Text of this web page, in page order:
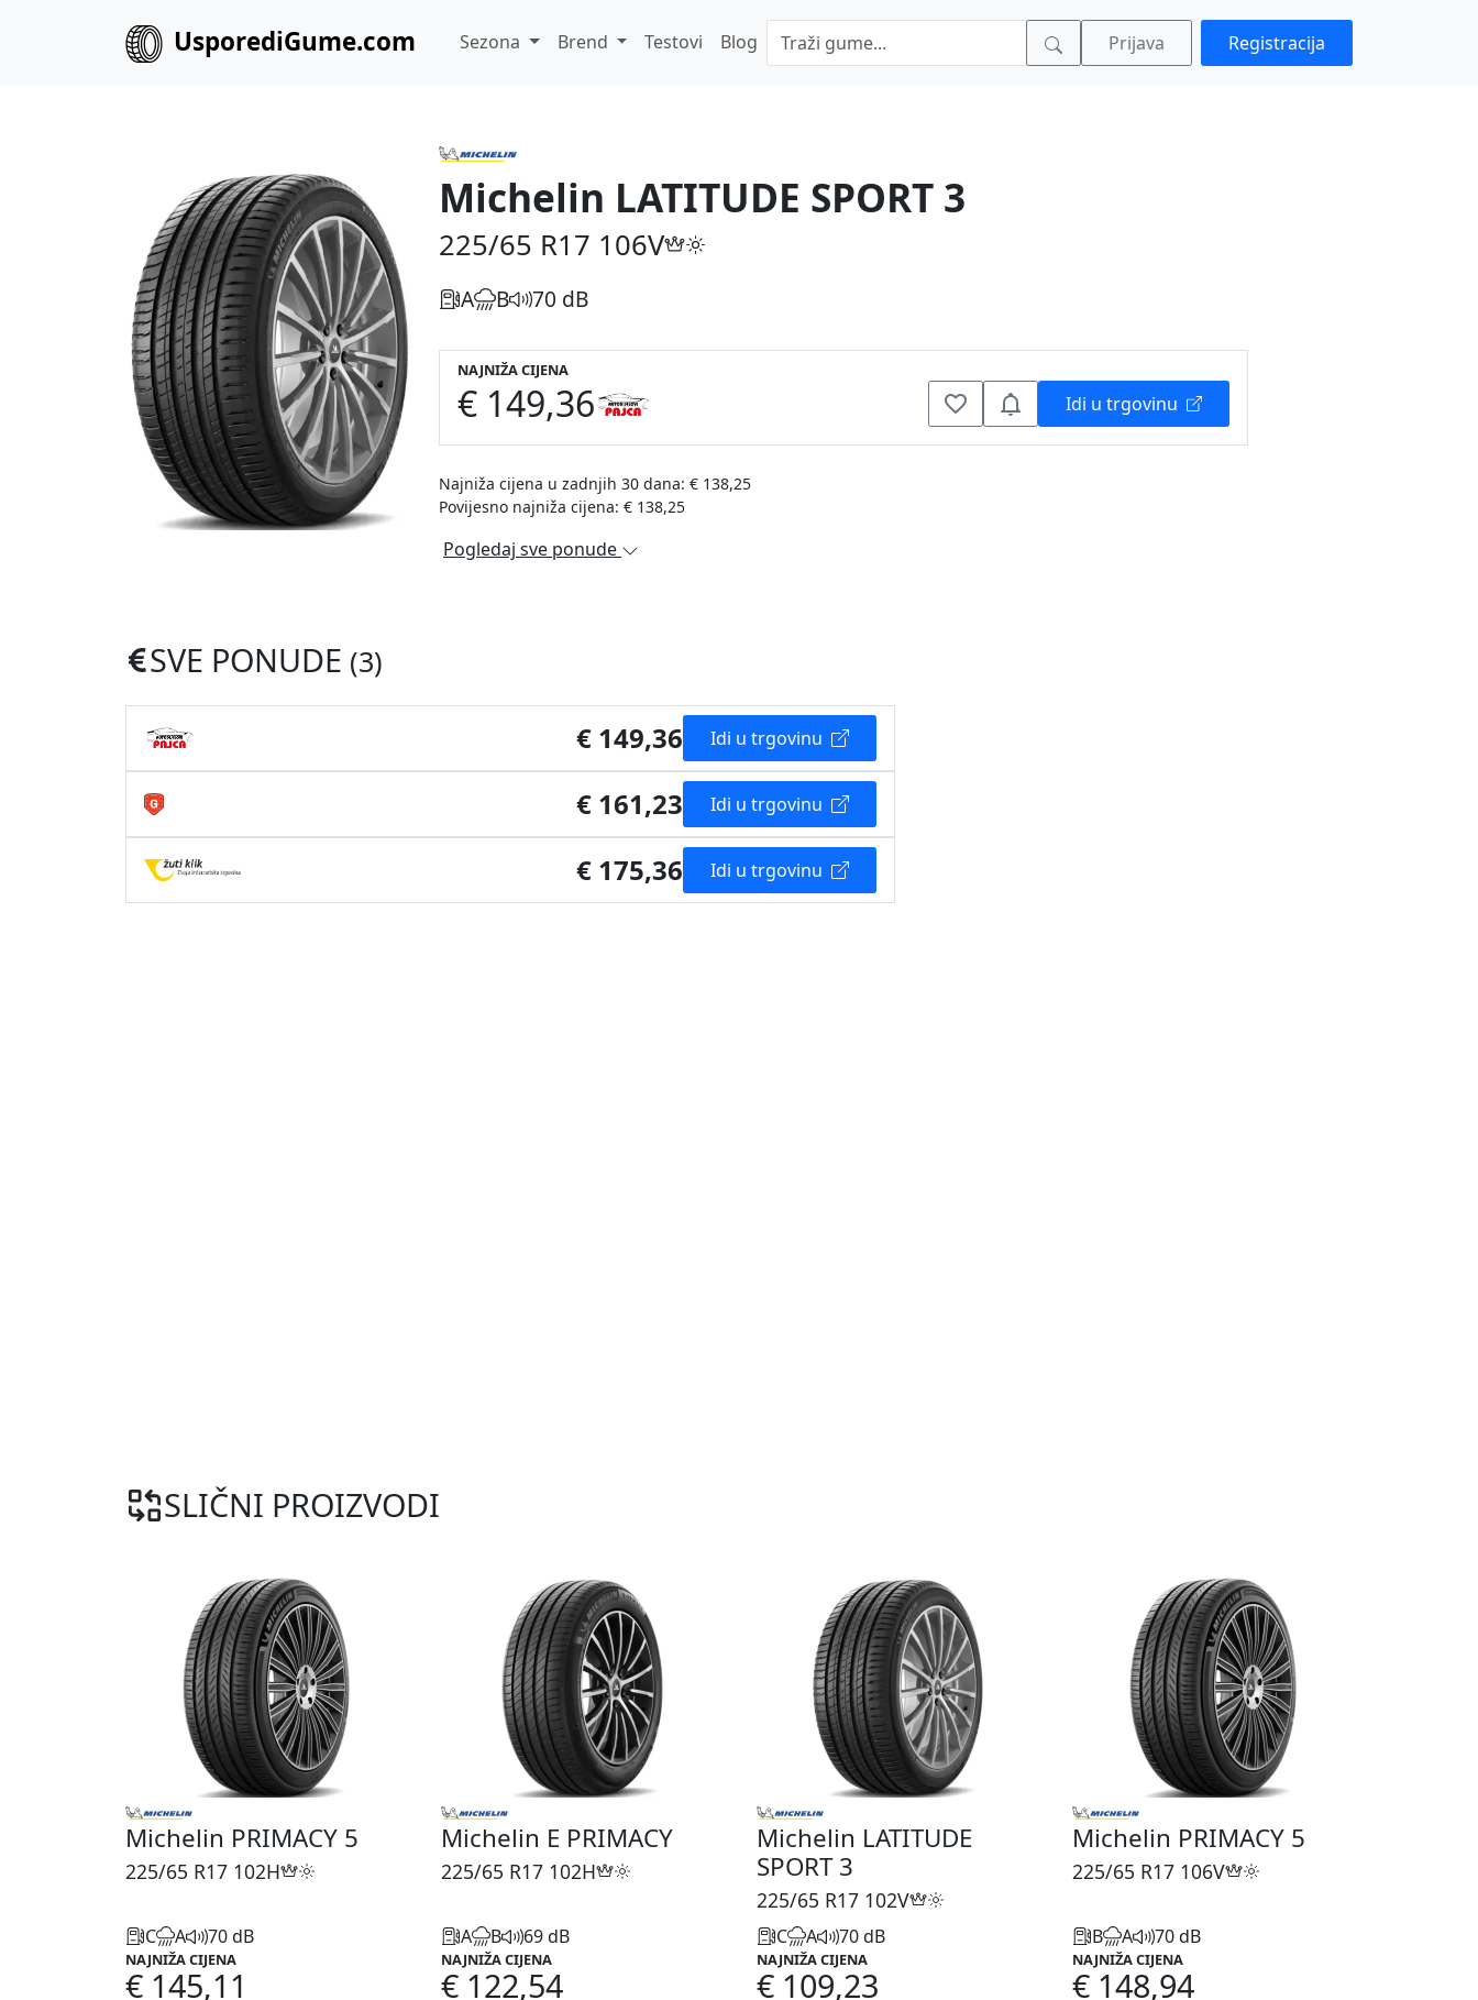
UsporediGume.com Sezona Brend Testovi Blog Prijava Registracija
Michelin LATITUDE SPORT 3
225/65 R17 106V
A B 70 dB
NAJNIŽA CIJENA
€ 149,36 Idi u trgovinu
Najniža cijena u zadnjih 30 dana: € 138,25
Povijesno najniža cijena: € 138,25
Pogledaj sve ponude
SVE PONUDE (3)
€ 149,36 Idi u trgovinu
€ 161,23 Idi u trgovinu
€ 175,36 Idi u trgovinu
SLIČNI PROIZVODI
Michelin PRIMACY 5
225/65 R17 102H
C A 70 dB
NAJNIŽA CIJENA
€ 145,11
Michelin E PRIMACY
225/65 R17 102H
A B 69 dB
NAJNIŽA CIJENA
€ 122,54
Michelin LATITUDE
SPORT 3
225/65 R17 102V
C A 70 dB
NAJNIŽA CIJENA
€ 109,23
Michelin PRIMACY 5
225/65 R17 106V
B A 70 dB
NAJNIŽA CIJENA
€ 148,94